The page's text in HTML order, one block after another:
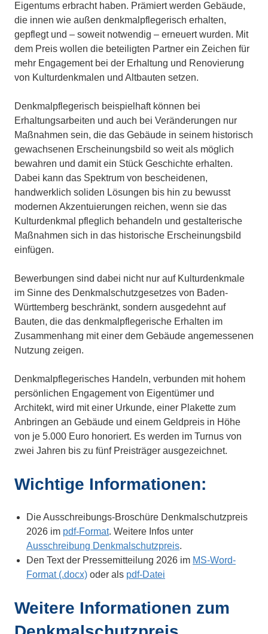
Eigentums erbracht haben. Prämiert werden Gebäude,
die innen wie außen denkmalpflegerisch erhalten,
gepflegt und – soweit notwendig – erneuert wurden. Mit
dem Preis wollen die beteiligten Partner ein Zeichen für
mehr Engagement bei der Erhaltung und Renovierung
von Kulturdenkmalen und Altbauten setzen.
Denkmalpflegerisch beispielhaft können bei
Erhaltungsarbeiten und auch bei Veränderungen nur
Maßnahmen sein, die das Gebäude in seinem historisch
gewachsenen Erscheinungsbild so weit als möglich
bewahren und damit ein Stück Geschichte erhalten.
Dabei kann das Spektrum von bescheidenen,
handwerklich soliden Lösungen bis hin zu bewusst
modernen Akzentuierungen reichen, wenn sie das
Kulturdenkmal pfleglich behandeln und gestalterische
Maßnahmen sich in das historische Erscheinungsbild
einfügen.
Bewerbungen sind dabei nicht nur auf Kulturdenkmale
im Sinne des Denkmalschutzgesetzes von Baden-
Württemberg beschränkt, sondern ausgedehnt auf
Bauten, die das denkmalpflegerische Erhalten im
Zusammenhang mit einer dem Gebäude angemessenen
Nutzung zeigen.
Denkmalpflegerisches Handeln, verbunden mit hohem
persönlichen Engagement von Eigentümer und
Architekt, wird mit einer Urkunde, einer Plakette zum
Anbringen an Gebäude und einem Geldpreis in Höhe
von je 5.000 Euro honoriert. Es werden im Turnus von
zwei Jahren bis zu fünf Preisträger ausgezeichnet.
Wichtige Informationen:
Die Ausschreibungs-Broschüre Denkmalschutzpreis
2026 im pdf-Format. Weitere Infos unter
Ausschreibung Denkmalschutzpreis.
Den Text der Pressemitteilung 2026 im MS-Word-
Format (.docx) oder als pdf-Datei
Weitere Informationen zum